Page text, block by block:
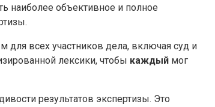
наиболее объективное и полное
для всех участников дела, включая суд и
лексики, чтобы каждый мог
результатов экспертизы. Это